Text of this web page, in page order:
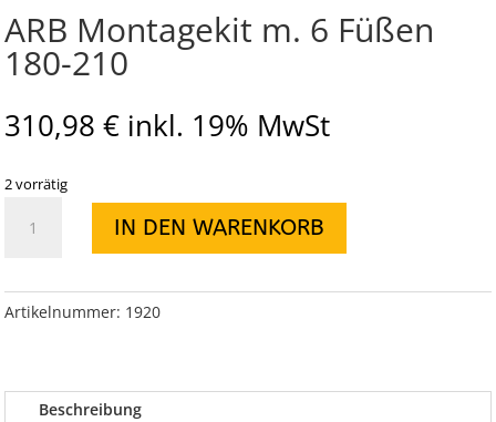
ARB Montagekit m. 6 Füßen
180-210
310,98 € inkl. 19% MwSt
2 vorrätig
Montagekit
Füßen
Menge
IN DEN WARENKORB
Artikelnummer: 1920
Beschreibung